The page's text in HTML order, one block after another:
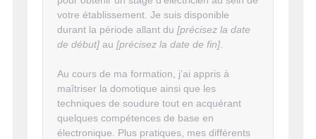
votre établissement. Je suis disponible
durant la période allant du [précisez la date
de début] au [précisez la date de fin]
Au cours de ma formation, j’ai appris à
maîtriser la domotique ainsi que les
techniques de soudure tout en acquérant
quelques compétences de base en
électronique. Plus pratiques, mes différents